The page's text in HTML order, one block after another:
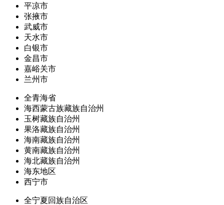
平凉市
张掖市
武威市
天水市
白银市
金昌市
嘉峪关市
兰州市
全青海省
海西蒙古族藏族自治州
玉树藏族自治州
果洛藏族自治州
海南藏族自治州
黄南藏族自治州
海北藏族自治州
海东地区
西宁市
全宁夏回族自治区